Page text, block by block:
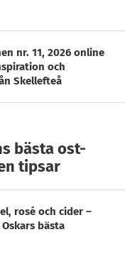
nr. 11, 2026 online
och
Skellefteå
bästa ost-
tipsar
rosé och cider –
bästa